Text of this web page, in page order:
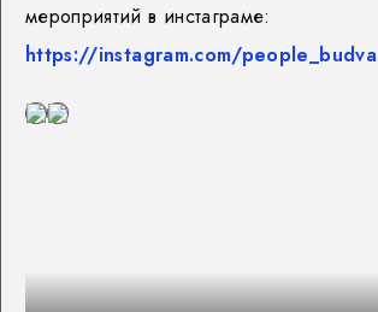
мероприятий в инстаграме:
https://instagram.com/people_budva